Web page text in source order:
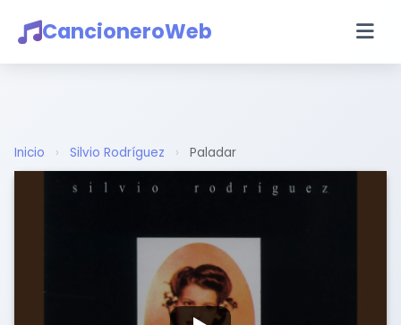
CancioneroWeb
Inicio › Silvio Rodríguez › Paladar